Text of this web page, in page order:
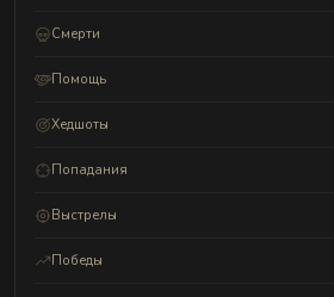
Смерти
Помощь
Хедшоты
Попадания
Выстрелы
Победы